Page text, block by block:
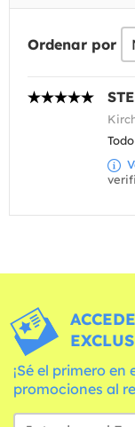
Ordenar por
¡Sé el primero
promociones al